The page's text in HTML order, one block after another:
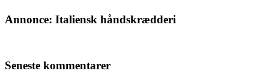
Annonce: Italiensk håndskrædderi
Seneste kommentarer